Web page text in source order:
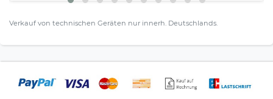
Verkauf von technischen Geräten nur innerh. Deutschlands.